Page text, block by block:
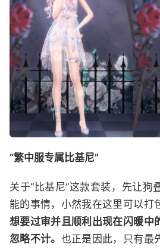
“繁中服专属比基尼”
关于“比基尼”这款套装，先让狗
能的事情，小然我在这里可以打
想要过审并且顺利出现在闪暖中
忽略不计。 也正是因此，只有最